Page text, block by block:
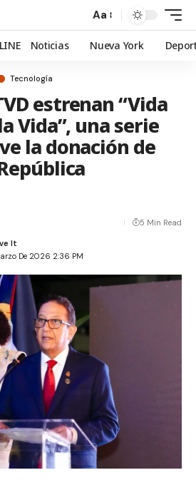
Aa
Noticias Nueva York
Tecnología
estrenan “Vida
Vida”, una serie
la donación de
De 2026 2:36 PM
5 Min Read